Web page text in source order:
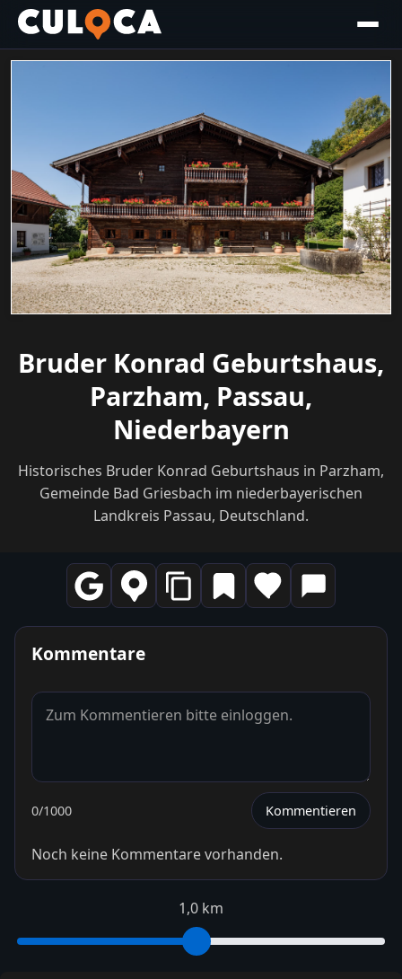
Bruder Konrad Geburtshaus,
Parzham, Passau,
Niederbayern
Historisches Bruder Konrad Geburtshaus in Parzham,
Gemeinde Bad Griesbach im niederbayerischen
Landkreis Passau, Deutschland.
Kommentare
0/1000 Kommentieren
Noch keine Kommentare vorhanden.
1,0 km